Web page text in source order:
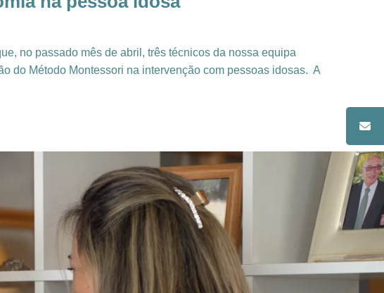
no passado mês de abril, três técnicos da nossa equipa
do Método Montessori na intervenção com pessoas idosas. A